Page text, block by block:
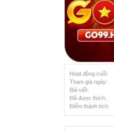
Hoạt động cuối:
Tham gia ngày:
Bài viết:
Đã được thích:
Điểm thành tích: